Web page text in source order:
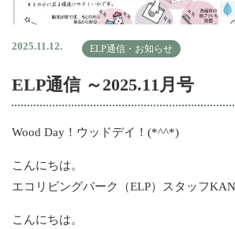
2025.11.12. ELP通信・お知らせ
ELP通信 ～2025.11月号
Wood Day！ウッドデイ！(*^^*)
こんにちは。
エコリビングパーク（ELP）スタッフ
こんにちは。